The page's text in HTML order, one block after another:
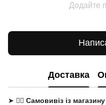
Додайте
Доставка
➤ 🚶‍♂️ Самовивіз із магазину